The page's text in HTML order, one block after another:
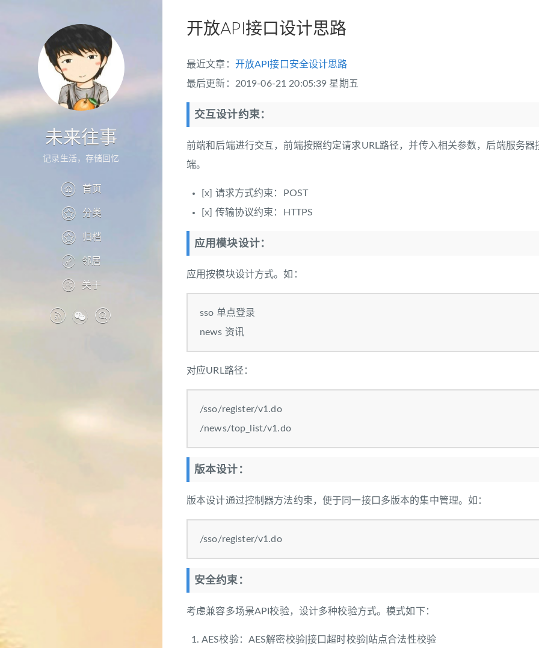
未来往事
记录生活，存储回忆
首页
分类
归档
邻居
关于
开放API接口设计思路
最近文章： 开放API接口安全设计思路
最后更新：2019-06-21 20:05:39 星期五
交互设计约束：
前端和后端进行交互，前端按照约定请求URL路径，并传入相关参数，后端服务
端。
[x] 请求方式约束：POST
[x] 传输协议约束：HTTPS
应用模块设计：
应用按模块设计方式。如：
sso 单点登录
news 资讯
对应URL路径：
/sso/register/v1.do
/news/top_list/v1.do
版本设计：
版本设计通过控制器方法约束，便于同一接口多版本的集中管理。如：
/sso/register/v1.do
安全约束：
考虑兼容多场景API校验，设计多种校验方式。模式如下：
AES校验：AES解密校验|接口超时校验|站点合法性校验